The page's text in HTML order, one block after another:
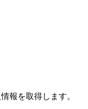
報を取得します。